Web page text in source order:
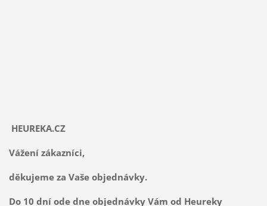
HEUREKA.CZ
Vážení zákazníci,
děkujeme za Vaše objednávky.
Do 10 dní ode dne objednávky Vám od Heureky